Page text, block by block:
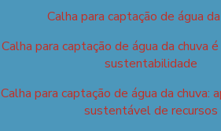
Calha para captação de água
Calha para captação de água da chuva
sustentabilidade
Calha para captação de água da chuva:
sustentável de recursos